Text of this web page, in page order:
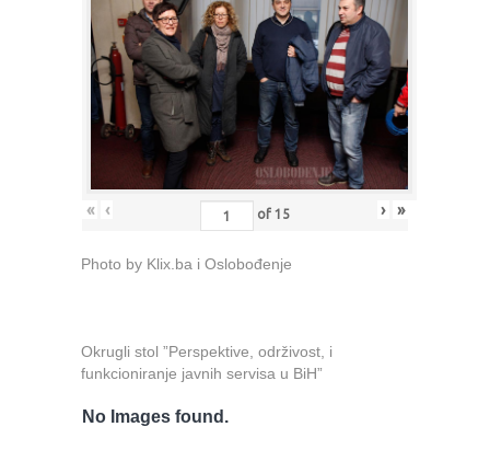
« ‹ of 15 › »
Photo by Klix.ba i Oslobođenje
Okrugli stol ”Perspektive, održivost, i
funkcioniranje javnih servisa u BiH”
No Images found.